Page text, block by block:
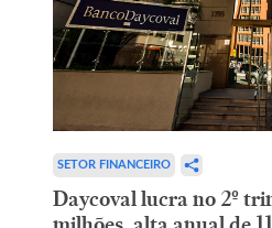
SETOR FINANCEIRO
Daycoval lucra no 2º